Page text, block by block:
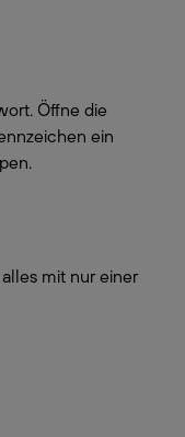
Öffne die
ein
mit nur einer